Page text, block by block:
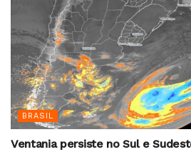
BRASIL
Ventania persiste no Sul e